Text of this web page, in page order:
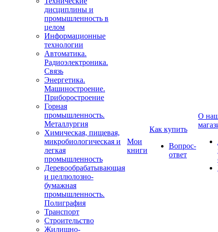
дисциплины и
промышленность в
целом
Информационные
технологии
Автоматика.
Радиоэлектроника.
Связь
Энергетика.
Машиностроение.
Приборостроение
Горная
промышленность.
Металлургия
Химическая, пищевая,
микробиологическая и
легкая
промышленность
Деревообрабатывающая
и целлюлозно-
бумажная
промышленность.
Полиграфия
Транспорт
Строительство
Жилищно-
Мои
книги
Как купить
Вопрос-
ответ
О